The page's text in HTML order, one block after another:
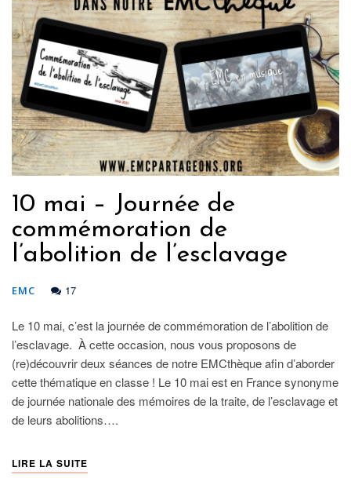
10 mai – Journée de
commémoration de
l’abolition de l’esclavage
EMC 17
Le 10 mai, c’est la journée de commémoration de l’abolition de
l’esclavage. À cette occasion, nous vous proposons de
(re)découvrir deux séances de notre EMCthèque afin d’aborder
cette thématique en classe ! Le 10 mai est en France synonyme
de journée nationale des mémoires de la traite, de l’esclavage et
de leurs abolitions….
LIRE LA SUITE